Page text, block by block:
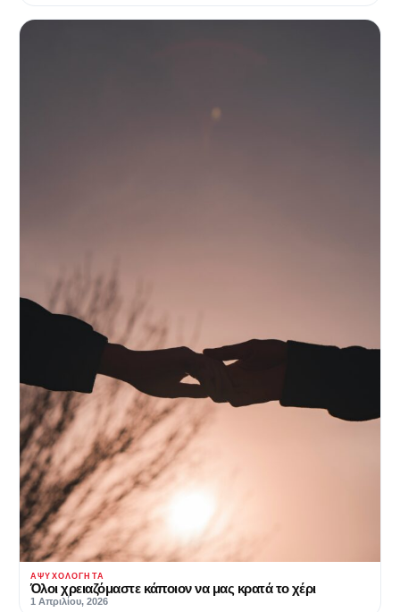
ΑΨΥΧΟΛΌΓΗΤΑ
Όλοι χρειαζόμαστε κάποιον να μας κρατά το χέρι
1 Απριλίου, 2026